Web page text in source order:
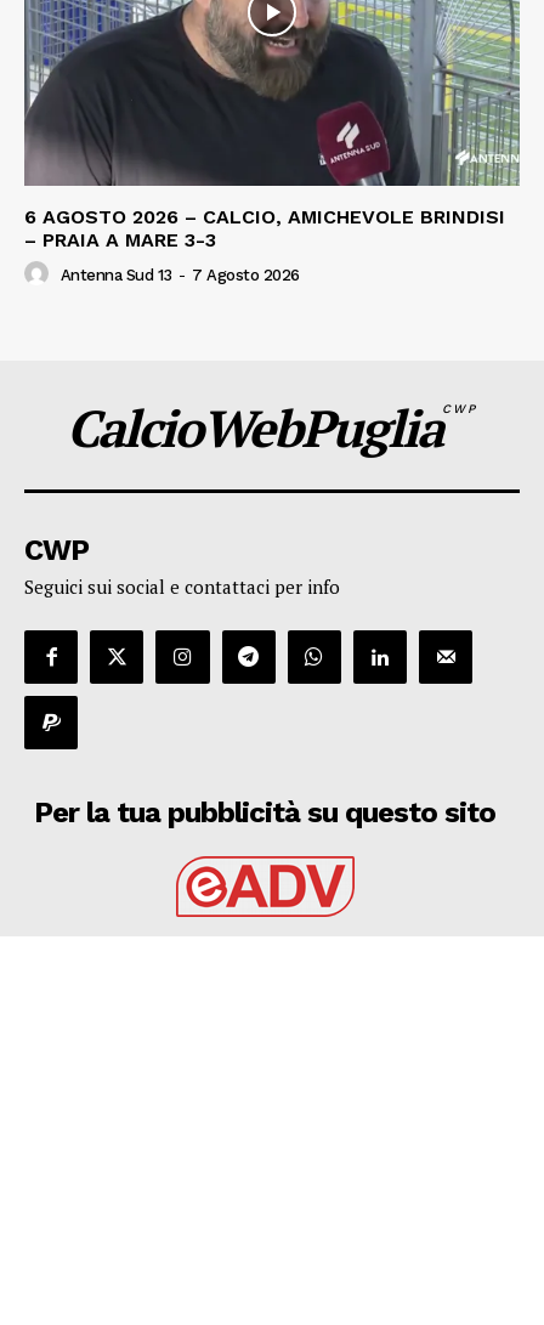
6 AGOSTO 2026 – CALCIO, AMICHEVOLE BRINDISI
– PRAIA A MARE 3-3
Antenna Sud 13 - 7 Agosto 2026
CalcioWebPugliaCWP
CWP
Seguici sui social e contattaci per info
Per la tua pubblicità su questo sito